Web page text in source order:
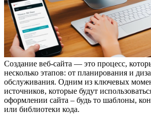
Создание веб-сайта — это процесс,
несколько этапов: от планирования и
обслуживания. Одним из ключевых
источников, которые будут
оформлении сайта – будь то шаблоны,
или библиотеки кода.